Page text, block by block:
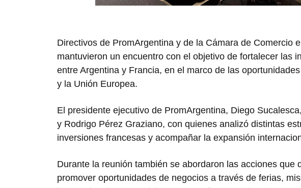
Directivos de PromArgentina y de la Cámara de Comercio
mantuvieron un encuentro con el objetivo de fortalecer las
entre Argentina y Francia, en el marco de las
y la Unión Europea.
El presidente ejecutivo de PromArgentina, Diego Sucalesca
y Rodrigo Pérez Graziano, con quienes analizó distintas
inversiones francesas y acompañar la expansión
Durante la reunión también se abordaron las acciones que
promover oportunidades de negocios a través de ferias,